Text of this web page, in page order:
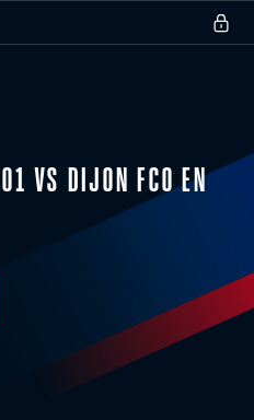
VS DIJON FCO EN